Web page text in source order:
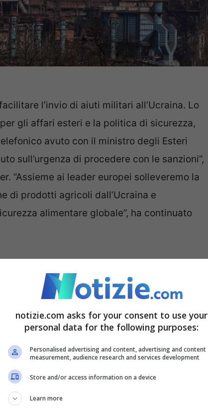
l’invio di aiuti militari all’Ucraina. Lo
gli affari esteri e la politica di sicurezza,
avuto con il ministro degli Esteri
sull’urgenza di procedere con le sanzioni”,
“Assieme ai leader europei solleveremo la
di prodotti agricoli dall’Ucraina e
alimentare globale”, ha continuato
Ue, Josep Borrell, e il ministro degli
vertice europeo. “L’Ue continuerà a
Kiev e “abbiamo concordato sull’urgenza di
in un tweet il capo della diplomazia Ue.
l’esportazione dei prodotti agricoli
russa sulla sicurezza alimentare
alla crisi alimentare, la Russia, con l’inizio del
notizie.com asks for your consent to use your
personal data for the following purposes:
Personalised advertising and content, advertising and content
measurement, audience research and services development
Store and/or access information on a device
Learn more